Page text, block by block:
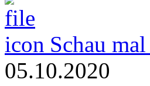
Schau
05.10.2020